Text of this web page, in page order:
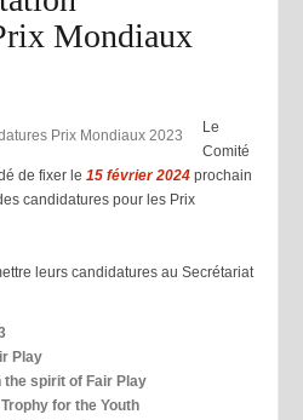
Mondiaux
Le
Comité
de fixer le 15 février 2024 prochain
candidatures pour les Prix
leurs candidatures au Secrétariat
Play
the spirit of Fair Play
for the Youth